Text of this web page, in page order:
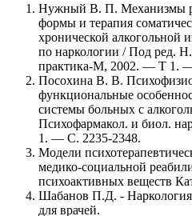
Нужный В. П. Механизмы
формы и терапия
хронической алкогольной
по наркологии / Под
практика-М, 2002. — Т 1.
Посохина В. В.
функциональные
системы больных с
Психофармакол. и биол.
1. — С. 2235-2348.
Модели
медико-социальной
психоактивных веществ
Шабанов П.Д. -
для врачей.